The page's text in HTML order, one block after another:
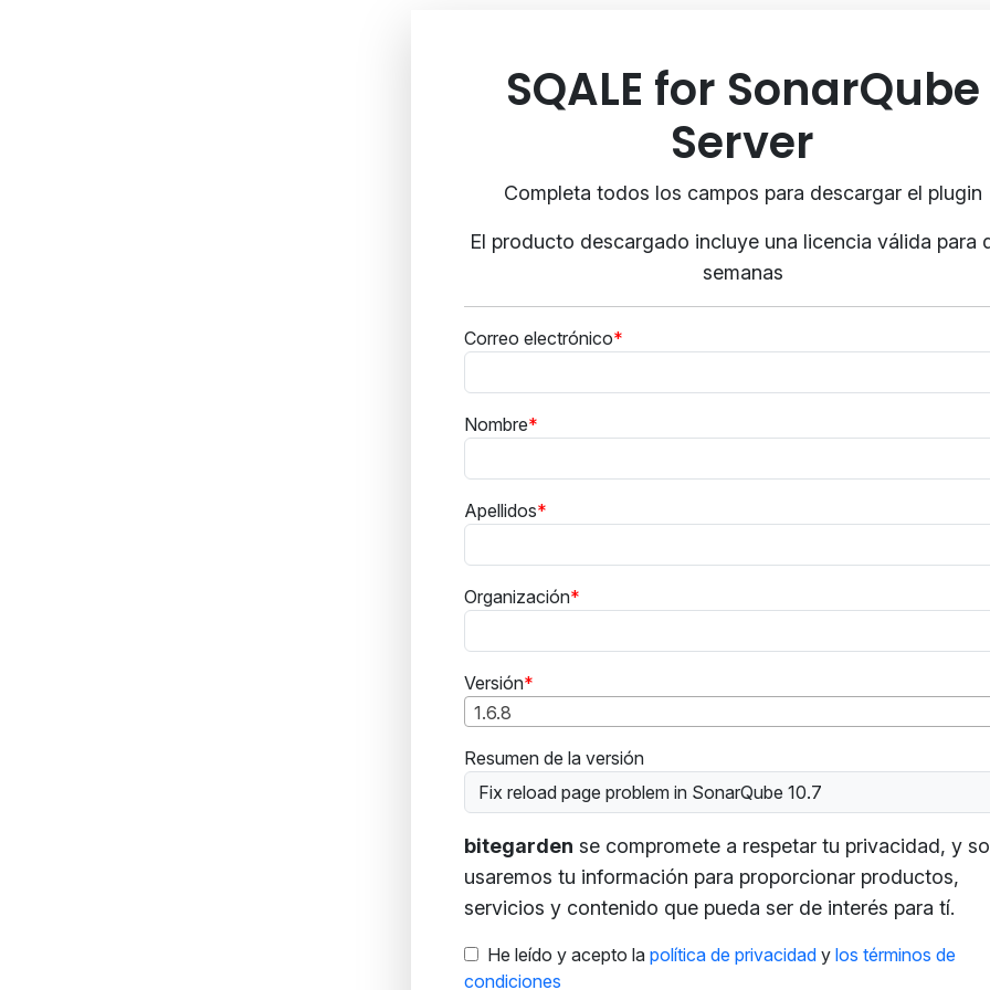
SQALE for SonarQube
Server
Completa todos los campos para descargar el plugin
El producto descargado incluye una licencia válida para
semanas
Correo electrónico
Nombre
Apellidos
Organización
Versión
1.6.8
Resumen de la versión
Fix reload page problem in SonarQube 10.7
bitegarden se compromete a respetar tu privacidad, y
usaremos tu información para proporcionar productos,
servicios y contenido que pueda ser de interés para tí.
He leído y acepto la política de privacidad y los términos de
condiciones